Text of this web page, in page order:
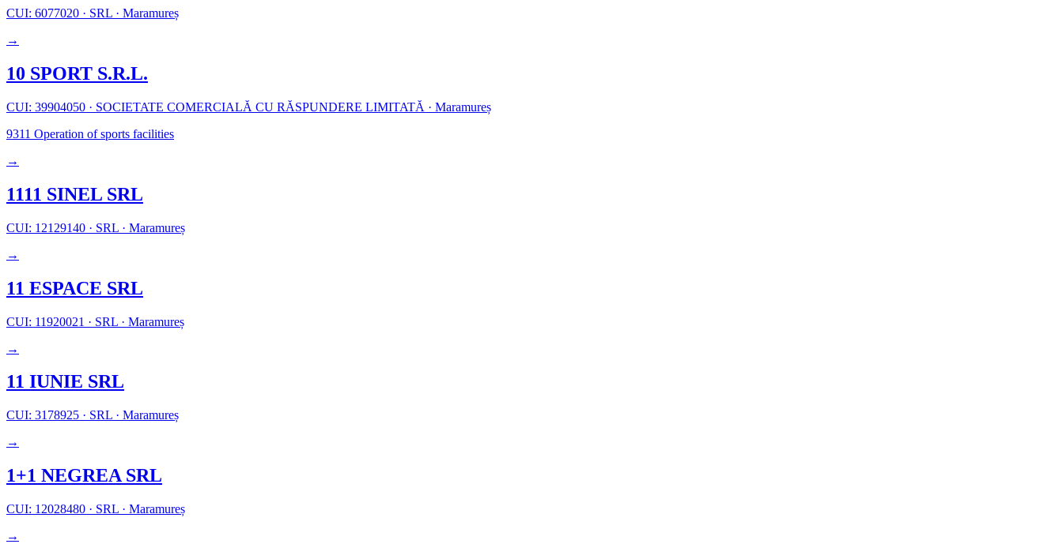
CUI: 6077020 · SRL · Maramureș
→
10 SPORT S.R.L.
CUI: 39904050 · SOCIETATE COMERCIALĂ CU RĂSPUNDERE LIMITATĂ · Maramureș
9311 Operation of sports facilities
→
1111 SINEL SRL
CUI: 12129140 · SRL · Maramureș
→
11 ESPACE SRL
CUI: 11920021 · SRL · Maramureș
→
11 IUNIE SRL
CUI: 3178925 · SRL · Maramureș
→
1+1 NEGREA SRL
CUI: 12028480 · SRL · Maramureș
→